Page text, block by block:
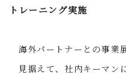
トレーニング実施
海外パートナーとの事業
見据えて、社内キーマン